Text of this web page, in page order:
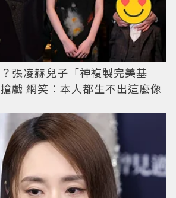
張凌赫兒子「神複製完美基
戲 網笑：本人都生不出這麼像